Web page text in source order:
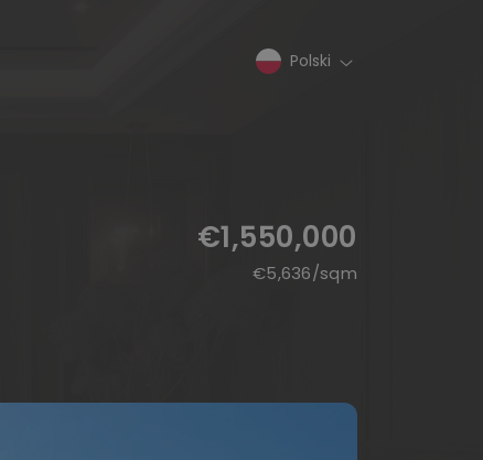
Polski
€1,550,000
€5,636/sqm